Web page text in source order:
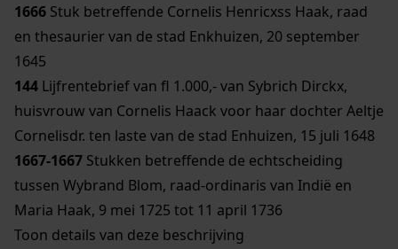
1666 Stuk betreffende Cornelis Henricxss Haak, raad
en thesaurier van de stad Enkhuizen, 20 september
1645
144 Lijfrentebrief van fl 1.000,- van Sybrich Dirckx,
huisvrouw van Cornelis Haack voor haar dochter Aeltje
Cornelisdr. ten laste van de stad Enhuizen, 15 juli 1648
1667-1667 Stukken betreffende de echtscheiding
tussen Wybrand Blom, raad-ordinaris van Indië en
Maria Haak, 9 mei 1725 tot 11 april 1736
Toon details van deze beschrijving